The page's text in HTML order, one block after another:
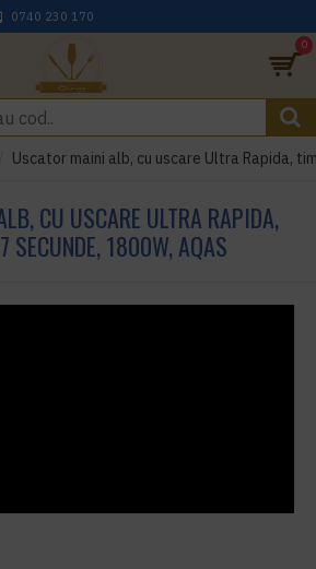
0740 230 170
0
Uscator maini alb, cu uscare Ultra Rapida,
CU USCARE ULTRA RAPIDA,
SECUNDE, 1800W, AQAS